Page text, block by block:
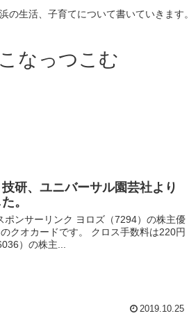
の生活、子育てについて書いていきます。
なっつこむ
研、ユニバーサル園芸社より
。
ポンサーリンク ヨロズ（7294）の株主優
クオカードです。 クロス手数料は220円
）の株主...
2019.10.25